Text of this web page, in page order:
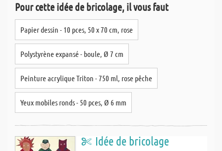
Pour cette idée de bricolage, il vous faut
Papier dessin - 10 pces, 50 x 70 cm, rose
Polystyrène expansé - boule, Ø 7 cm
Peinture acrylique Triton - 750 ml, rose pêche
Yeux mobiles ronds - 50 pces, Ø 6 mm
Idée de bricolage